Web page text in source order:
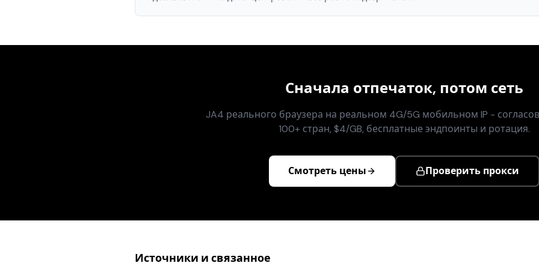
Сначала отпечаток, потом сеть
JA4 реального браузера на реальном 4G/5G мобильном IP -
100+ стран, $4/GB, бесплатные эндпоинты и ротация.
Смотреть цены Проверить прокси
Источники и связанное